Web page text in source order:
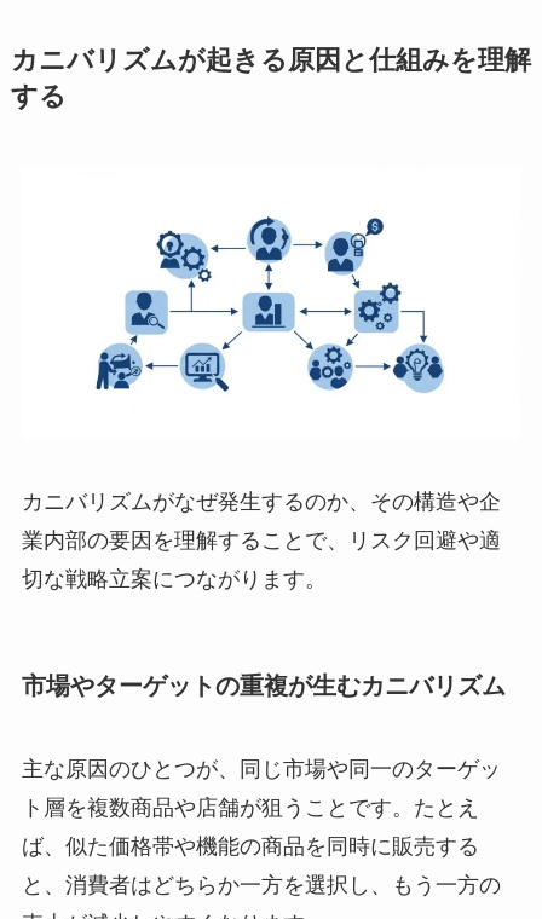
カニバリズムが起きる原因と仕組みを理解
する
カニバリズムがなぜ発生するのか、その構造や企
業内部の要因を理解することで、リスク回避や適
切な戦略立案につながります。
市場やターゲットの重複が生むカニバリズム
主な原因のひとつが、同じ市場や同一のターゲッ
ト層を複数商品や店舗が狙うことです。たとえ
ば、似た価格帯や機能の商品を同時に販売する
と、消費者はどちらか一方を選択し、もう一方の